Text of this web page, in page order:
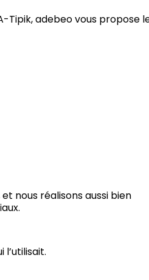
Tipik, adebeo vous propose
nous réalisons aussi bien